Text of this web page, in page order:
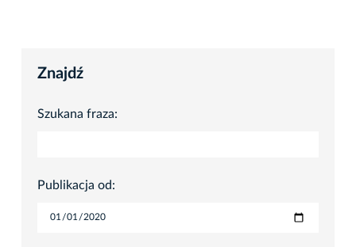
Znajdź
Szukana fraza:
Publikacja od: